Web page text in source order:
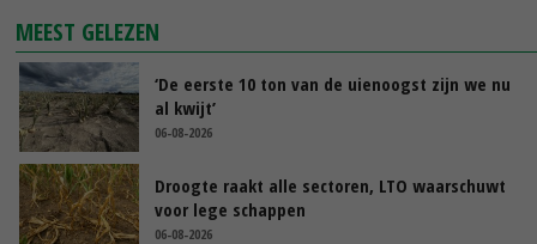
MEEST GELEZEN
‘De eerste 10 ton van de uienoogst zijn we nu
al kwijt’
06-08-2026
Droogte raakt alle sectoren, LTO waarschuwt
voor lege schappen
06-08-2026